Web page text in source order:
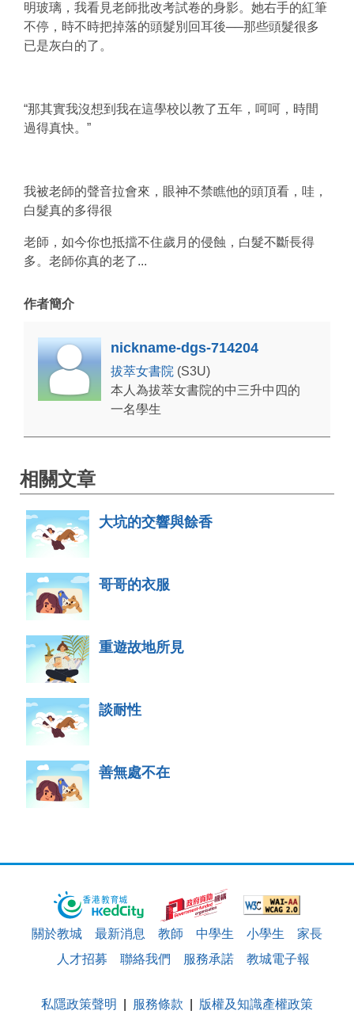
明玻璃，我看見老師批改考試卷的身影。她右手的紅筆
不停，時不時把掉落的頭髮別回耳後──那些頭髮很多
已是灰白的了。
“那其實我沒想到我在這學校以教了五年，呵呵，時間
過得真快。”
我被老師的聲音拉會來，眼神不禁瞧他的頭頂看，哇，
白髮真的多得很
老師，如今你也抵擋不住歲月的侵蝕，白髮不斷長得
多。老師你真的老了...
作者簡介
nickname-dgs-714204
拔萃女書院 (S3U)
本人為拔萃女書院的中三升中四的
一名學生
相關文章
大坑的交響與餘香
哥哥的衣服
重遊故地所見
談耐性
善無處不在
關於教城 最新消息 教師 中學生 小學生
家長
人才招募
聯絡我們 服務承諾 教城電子報
私隱政策聲明 服務條款 版權及知識產權政策